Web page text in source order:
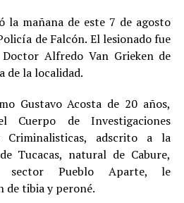
la mañana de este 7 de agosto
de Falcón. El lesionado fue
Alfredo Van Grieken de
de la localidad.
Gustavo Acosta de 20 años,
Cuerpo de Investigaciones
Criminalisticas, adscrito a la
Tucacas, natural de Cabure,
sector Pueblo Aparte, le
de tibia y peroné.